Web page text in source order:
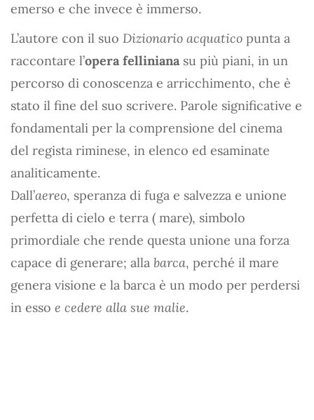
emerso e che invece è immerso.
L’autore con il suo Dizionario acquatico punta a
raccontare l’opera felliniana su più piani, in un
percorso di conoscenza e arricchimento, che è
stato il fine del suo scrivere. Parole significative e
fondamentali per la comprensione del cinema
del regista riminese, in elenco ed esaminate
analiticamente.
Dall’aereo, speranza di fuga e salvezza e unione
perfetta di cielo e terra ( mare), simbolo
primordiale che rende questa unione una forza
capace di generare; alla barca, perché il mare
genera visione e la barca è un modo per perdersi
in esso e cedere alla sue malie.